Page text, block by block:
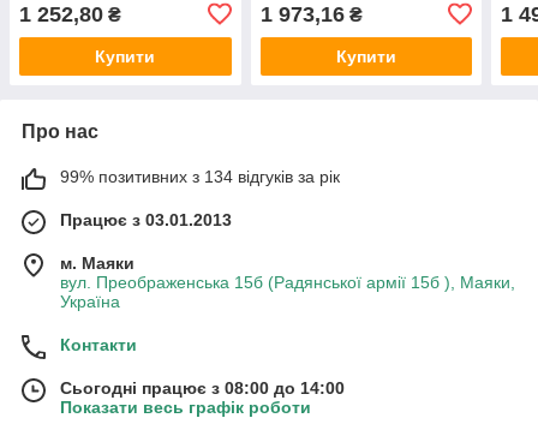
1 252,80 ₴
Купити
1 973,16₴
Купити
1
Про нас
99% позитивних з 134 відгуків за рік
Працює з 03.01.2013
м. Маяки
вул. Преображенська 15б (Радянської армії 15б ), Маяки,
Україна
Контакти
Сьогодні працює з 08:00 до 14:00
Показати весь графік роботи